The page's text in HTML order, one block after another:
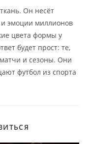
Он несёт
эмоции миллионов
цвета формы у
будет прост: те,
и сезоны. Они
футбол из спорта